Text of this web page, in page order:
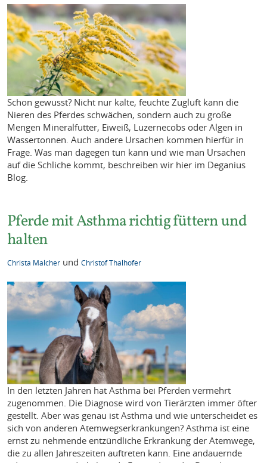
Schon gewusst? Nicht nur kalte, feuchte Zugluft kann die
Nieren des Pferdes schwächen, sondern auch zu große
Mengen Mineralfutter, Eiweiß, Luzernecobs oder Algen in
Wassertonnen. Auch andere Ursachen kommen hierfür in
Frage. Was man dagegen tun kann und wie man Ursachen
auf die Schliche kommt, beschreiben wir hier im Deganius
Blog.
Pferde mit Asthma richtig füttern und
halten
Christa Malcher undChristof Thalhofer
In den letzten Jahren hat Asthma bei Pferden vermehrt
zugenommen. Die Diagnose wird von Tierärzten immer öfter
gestellt. Aber was genau ist Asthma und wie unterscheidet es
sich von anderen Atemwegserkrankungen? Asthma ist eine
ernst zu nehmende entzündliche Erkrankung der Atemwege,
die zu allen Jahreszeiten auftreten kann. Eine andauernde